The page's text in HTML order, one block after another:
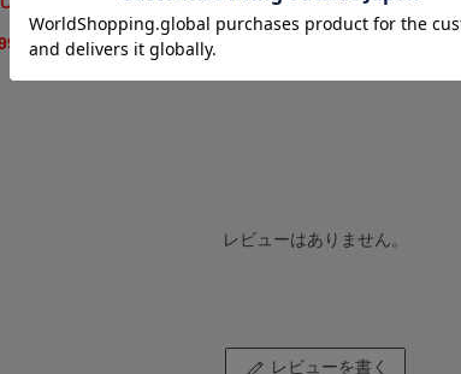
と表示される場合がございます。ご注文前に「見積依
レビューはありません。
レビューを書く